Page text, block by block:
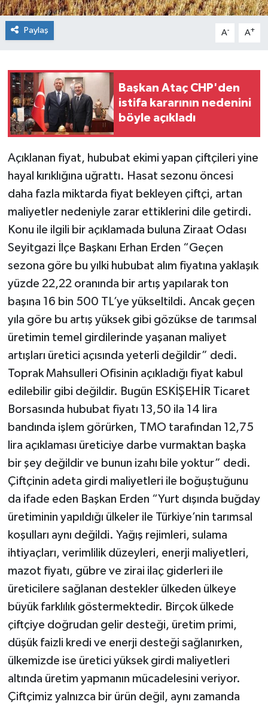
Paylaş A- A+
Başkan Ataç CHP'den
istifa kararının nedenini
böyle açıkladı
Açıklanan fiyat, hububat ekimi yapan çiftçileri yine
hayal kırıklığına uğrattı. Hasat sezonu öncesi
daha fazla miktarda fiyat bekleyen çiftçi, artan
maliyetler nedeniyle zarar ettiklerini dile getirdi.
Konu ile ilgili bir açıklamada buluna Ziraat Odası
Seyitgazi İlçe Başkanı Erhan Erden “Geçen
sezona göre bu yılki hububat alım fiyatına yaklaşık
yüzde 22,22 oranında bir artış yapılarak ton
başına 16 bin 500 TL’ye yükseltildi. Ancak geçen
yıla göre bu artış yüksek gibi gözükse de tarımsal
üretimin temel girdilerinde yaşanan maliyet
artışları üretici açısında yeterli değildir” dedi.
Toprak Mahsulleri Ofisinin açıkladığı fiyat kabul
edilebilir gibi değildir. Bugün ESKİŞEHİR Ticaret
Borsasında hububat fiyatı 13,50 ila 14 lira
bandında işlem görürken, TMO tarafından 12,75
lira açıklaması üreticiye darbe vurmaktan başka
bir şey değildir ve bunun izahı bile yoktur” dedi.
Çiftçinin adeta girdi maliyetleri ile boğuştuğunu
da ifade eden Başkan Erden “Yurt dışında buğday
üretiminin yapıldığı ülkeler ile Türkiye’nin tarımsal
koşulları aynı değildi. Yağış rejimleri, sulama
ihtiyaçları, verimlilik düzeyleri, enerji maliyetleri,
mazot fiyatı, gübre ve zirai ilaç giderleri ile
üreticilere sağlanan destekler ülkeden ülkeye
büyük farklılık göstermektedir. Birçok ülkede
çiftçiye doğrudan gelir desteği, üretim primi,
düşük faizli kredi ve enerji desteği sağlanırken,
ülkemizde ise üretici yüksek girdi maliyetleri
altında üretim yapmanın mücadelesini veriyor.
Çiftçimiz yalnızca bir ürün değil, aynı zamanda